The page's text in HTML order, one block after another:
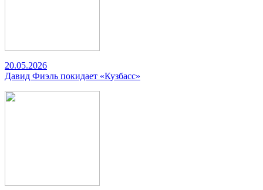
20.05.2026
Давид Фиэль покидает «Кузбасс»